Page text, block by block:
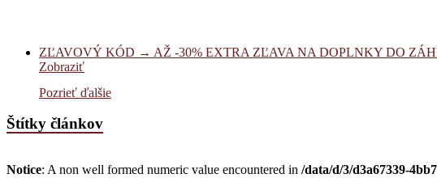
ZĽAVOVÝ KÓD → AŽ -30% EXTRA ZĽAVA NA DOPLNKY DO
Zobraziť
Pozrieť ďalšie
Štítky článkov
Notice: A non well formed numeric value encountered in /data/d/3/d3a67339-